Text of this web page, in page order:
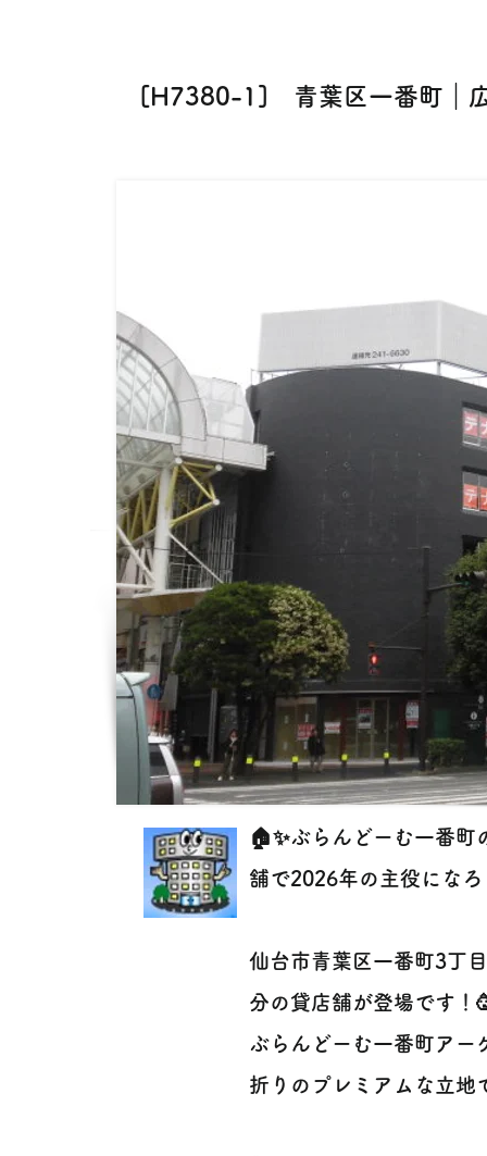
[H7380-1] 青葉区一番町｜広
🏠✨ぶらんどーむ一番町
舗で2026年の主役になろ
仙台市青葉区一番町3丁
分の貸店舗が登場です！
ぶらんどーむ一番町アー
折りのプレミアムな立地